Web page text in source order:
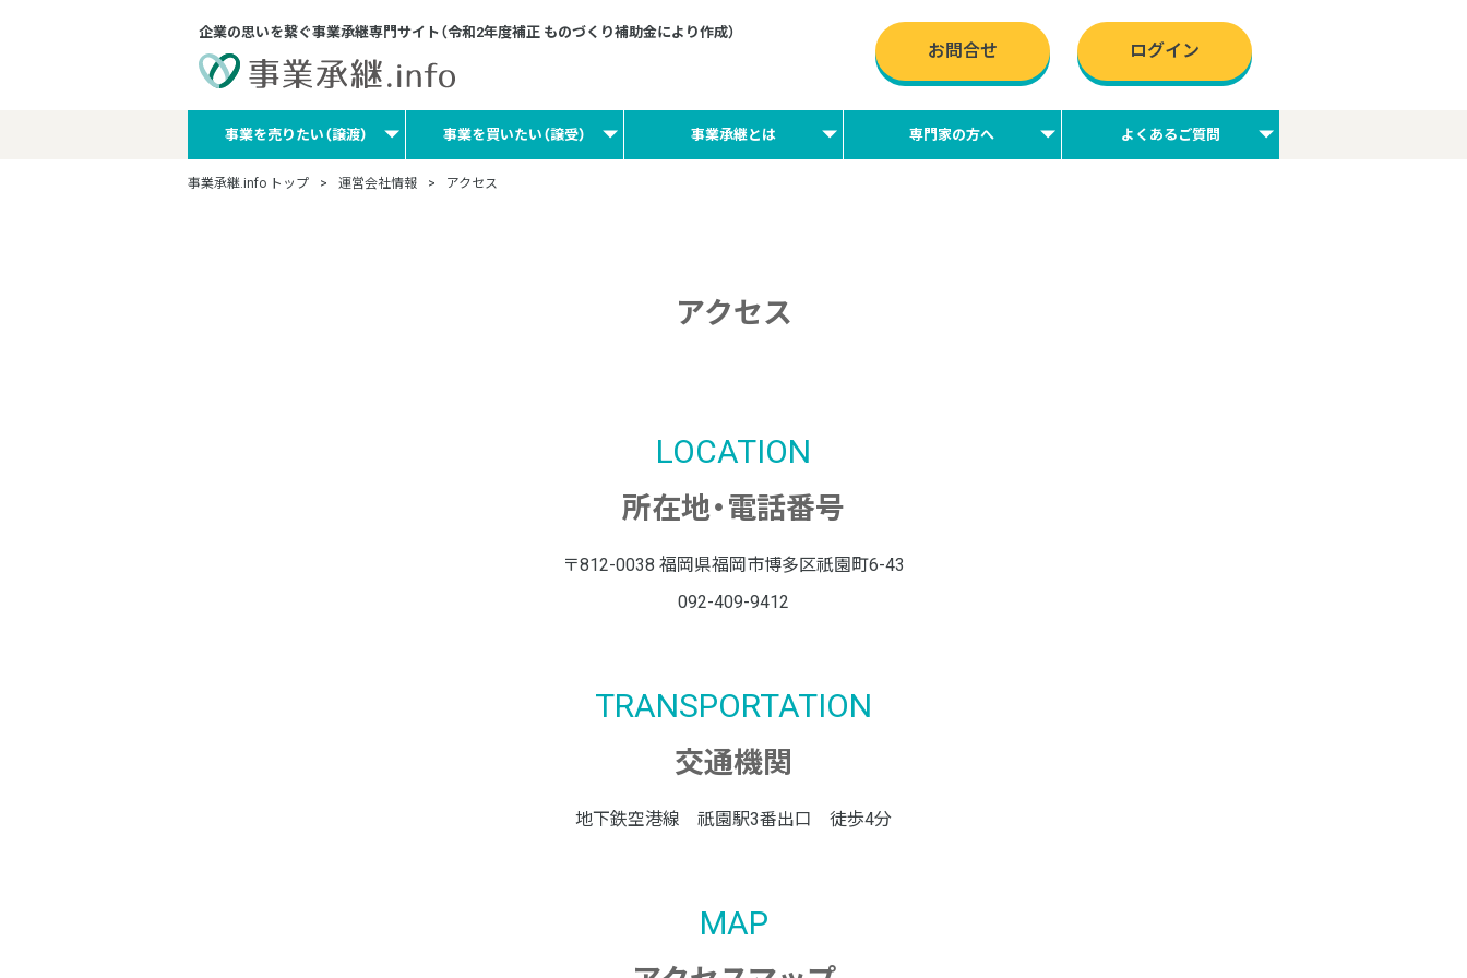
企業の思いを繋ぐ事業承継専門サイト （令和2年度補正 ものづくり補助金により作成）
お問合せ ログイン
事業を売りたい（譲渡） 事業を買いたい（譲受） 事業承継とは 専門家の方へ よくあるご質問
事業承継.info トップ 運営会社情報 アクセス
アクセス
LOCATION
所在地・電話番号
〒812-0038 福岡県福岡市博多区祇園町6-43
092-409-9412
TRANSPORTATION
交通機関
地下鉄空港線 祇園駅3番出口 徒歩4分
MAP